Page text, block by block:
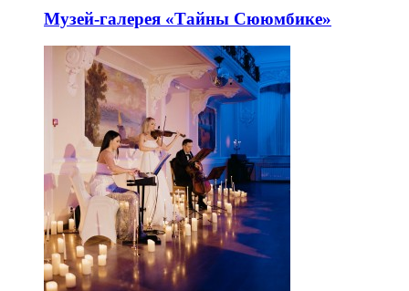
Музей-галерея «Тайны Сююмбике»